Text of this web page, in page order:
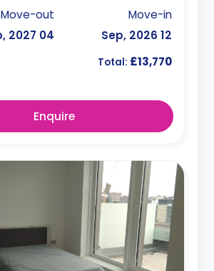
Move-in
12 Sep, 2026
Move-out
04 Sep, 2027
Total: £13,770
Enquire